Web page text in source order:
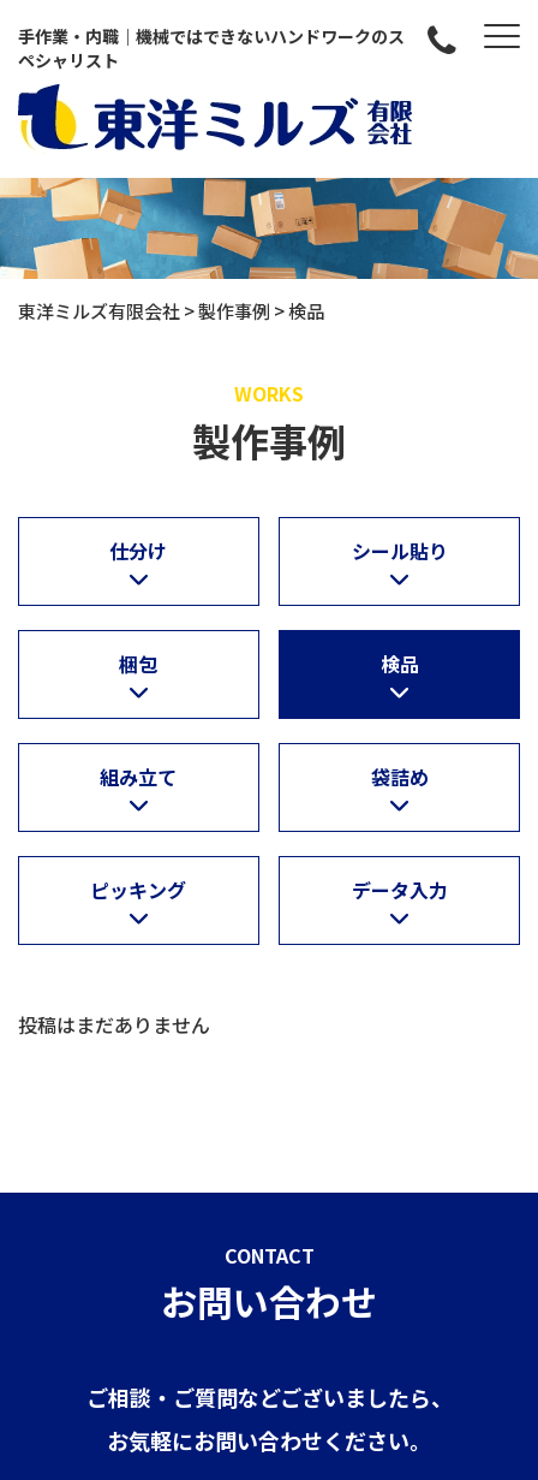
手作業・内職｜機械ではできないハンドワークのス
ペシャリスト
東洋ミルズ有限会社>製作事例 >検品
製作事例
WORKS
仕分け シール貼り
梱包 検品
組み立て 袋詰め
ピッキング データ入力
投稿はまだありません
CONTACT
お問い合わせ
ご相談・ご質問などございましたら、
お気軽にお問い合わせください。